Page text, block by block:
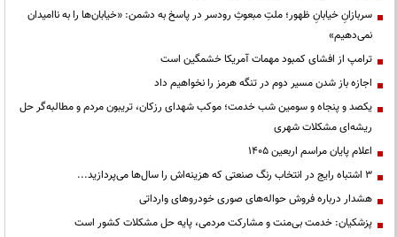
سربازانِ خیابانِ ظهور؛ ملتِ مبعوثِ رودسر در پاسخ به دشمن: «خیابان‌ها را به ناامیدان
نمی‌دهیم»
ترامپ از افشای کمبود مهمات آمریکا خشمگین است
اجازه باز شدن مسیر دوم در تنگه هرمز را نخواهیم داد
یکصد و پنجاه و سومین شب خدمت؛ موکب شهدای رزکان، تریبون مردم و مطالبه‌گر حل
ریشه‌ای مشکلات شهری
اعلام پایان مراسم اربعین ۱۴۰۵
3 اشتباه رایج در انتخاب رنگ صنعتی که هزینه‌اش را سال‌ها می‌پردازید...
هشدار درباره فروش حواله‌های صوری خودروهای وارداتی
پزشکیان: خدمت بی‌منت و مشارکت مردمی، پایه حل مشکلات کشور است